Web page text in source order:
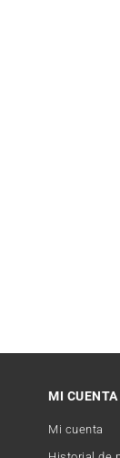
MI CUENTA
Mi cuenta